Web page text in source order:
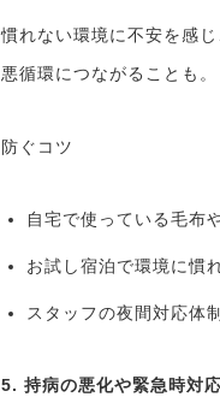
慣れない環境に不安を感
悪循環につながることも。
防ぐコツ
自宅で使っている毛布
お試し宿泊で環境に慣
スタッフの夜間対応体
5. 持病の悪化や緊急時対